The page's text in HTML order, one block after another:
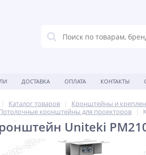
ДОСТАВКА ОПЛАТА КОНТАКТЫ
Каталог товаров
Кронштейны и
кронштейны для проекторов
Uniteki